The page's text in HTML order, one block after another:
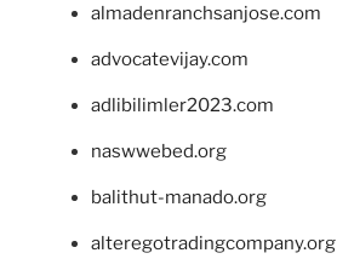
almadenranchsanjose.com
advocatevijay.com
adlibilimler2023.com
naswwebed.org
balithut-manado.org
alteregotradingcompany.org